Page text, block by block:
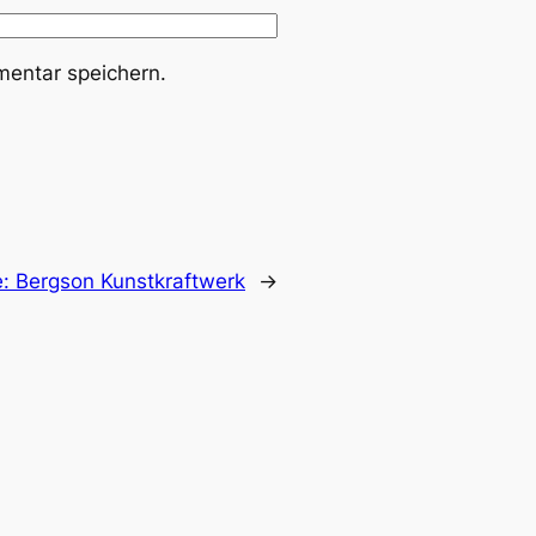
speichern.
Bergson Kunstkraftwerk →